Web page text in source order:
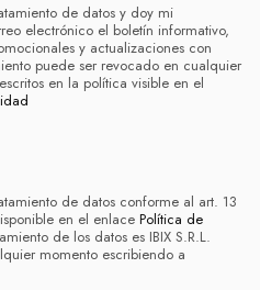
r
o
v
i
n
c
e
g
i
ó
n
de datos y doy mi
electrónico el boletín informativo,
y actualizaciones con
puede ser revocado en cualquier
en la política visible en el
de datos conforme al art. 13
en el enlace Política de
de los datos es IBIX S.R.L.
momento escribiendo a